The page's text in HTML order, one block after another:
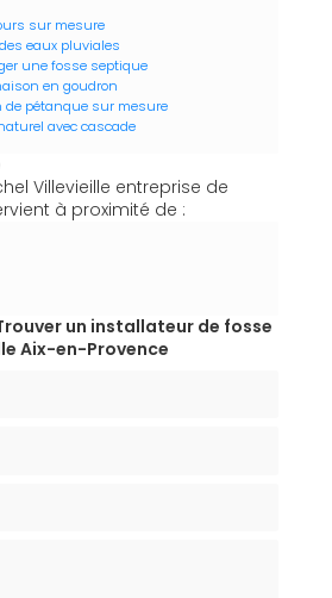
sur mesure
eaux pluviales
une fosse septique
en goudron
de pétanque sur mesure
avec cascade
Villevieille entreprise de
à proximité de :
un installateur de fosse
Aix-en-Provence